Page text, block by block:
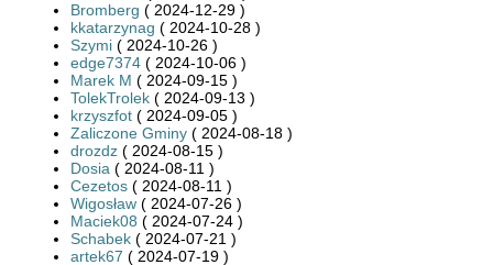
Bromberg ( 2024-12-29 )
kkatarzynag ( 2024-10-28 )
Szymi ( 2024-10-26 )
edge7374 ( 2024-10-06 )
Marek M ( 2024-09-15 )
TolekTrolek ( 2024-09-13 )
krzyszfot ( 2024-09-05 )
Zaliczone Gminy ( 2024-08-18 )
drozdz ( 2024-08-15 )
Dosia ( 2024-08-11 )
Cezetos ( 2024-08-11 )
Wigosław ( 2024-07-26 )
Maciek08 ( 2024-07-24 )
Schabek ( 2024-07-21 )
artek67 ( 2024-07-19 )